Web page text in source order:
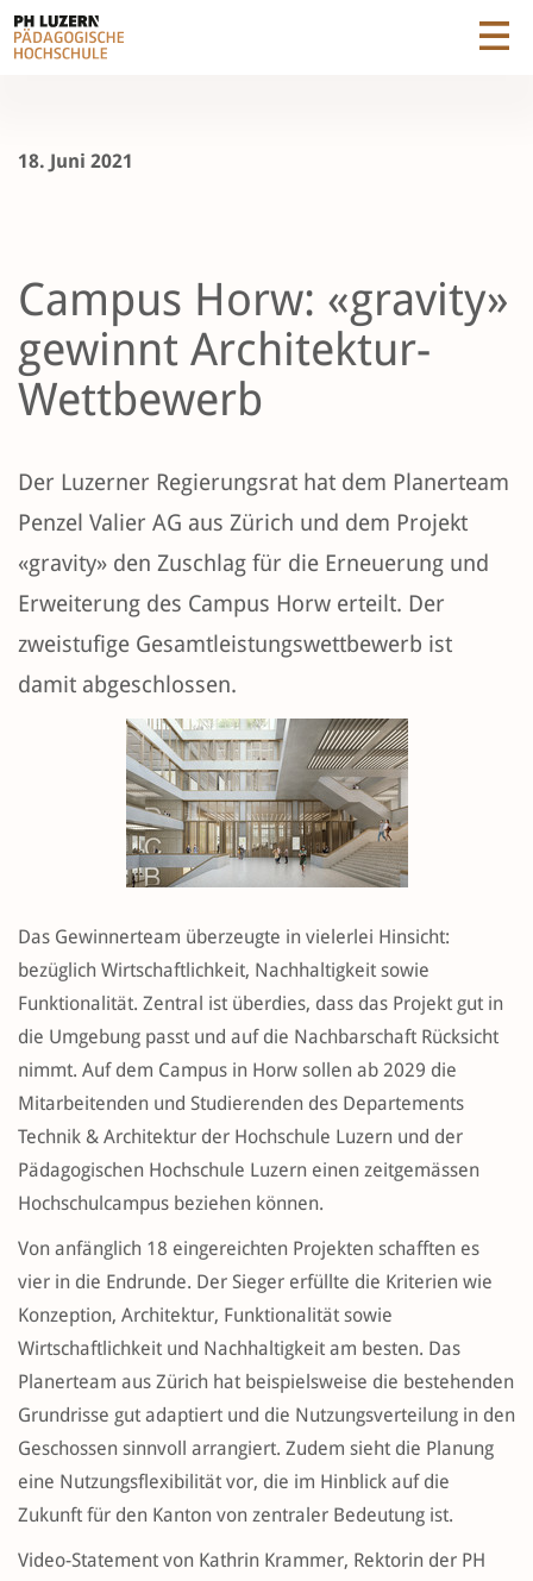
18. Juni 2021
Campus Horw: «gravity»
gewinnt Architektur-
Wettbewerb
Der Luzerner Regierungsrat hat dem Planerteam
Penzel Valier AG aus Zürich und dem Projekt
«gravity» den Zuschlag für die Erneuerung und
Erweiterung des Campus Horw erteilt. Der
zweistufige Gesamtleistungswettbewerb ist
damit abgeschlossen.
Das Gewinnerteam überzeugte in vielerlei Hinsicht:
bezüglich Wirtschaftlichkeit, Nachhaltigkeit sowie
Funktionalität. Zentral ist überdies, dass das Projekt gut in
die Umgebung passt und auf die Nachbarschaft Rücksicht
nimmt. Auf dem Campus in Horw sollen ab 2029 die
Mitarbeitenden und Studierenden des Departements
Technik & Architektur der Hochschule Luzern und der
Pädagogischen Hochschule Luzern einen zeitgemässen
Hochschulcampus beziehen können.
Von anfänglich 18 eingereichten Projekten schafften es
vier in die Endrunde. Der Sieger erfüllte die Kriterien wie
Konzeption, Architektur, Funktionalität sowie
Wirtschaftlichkeit und Nachhaltigkeit am besten. Das
Planerteam aus Zürich hat beispielsweise die bestehenden
Grundrisse gut adaptiert und die Nutzungsverteilung in den
Geschossen sinnvoll arrangiert. Zudem sieht die Planung
eine Nutzungsflexibilität vor, die im Hinblick auf die
Zukunft für den Kanton von zentraler Bedeutung ist.
Video-Statement von Kathrin Krammer, Rektorin der PH